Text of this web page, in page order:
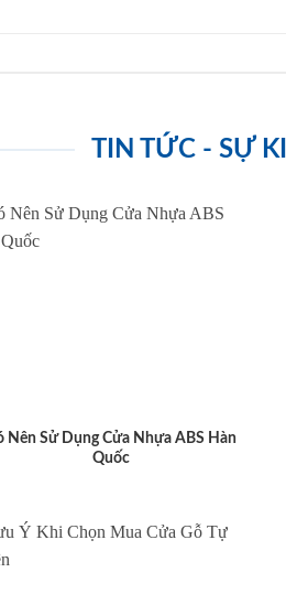
TIN TỨC - SỰ
Nên Sử Dụng Cửa Nhựa ABS Hàn
Quốc